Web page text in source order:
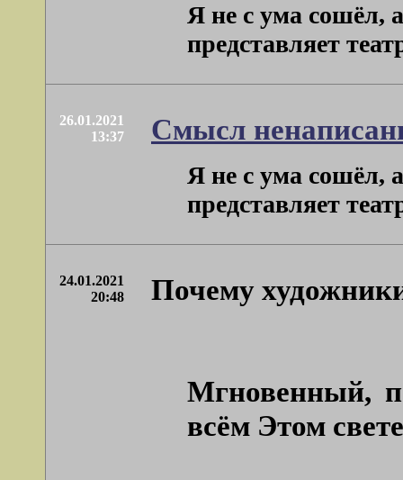
Я не с ума сошёл,
представляет
26.01.2021
13:37
Смысл
Я не с ума сошёл,
представляет
24.01.2021
20:48
Почему
Мгновенный,
всём Этом